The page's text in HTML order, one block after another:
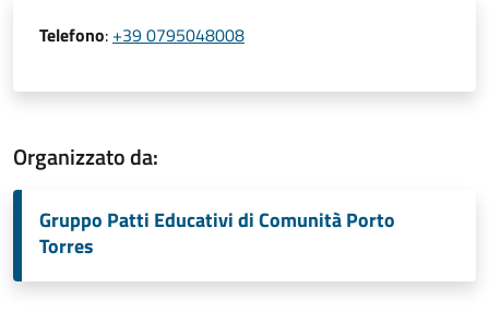
Telefono: +39 0795048008
Organizzato da:
Gruppo Patti Educativi di Comunità Porto
Torres